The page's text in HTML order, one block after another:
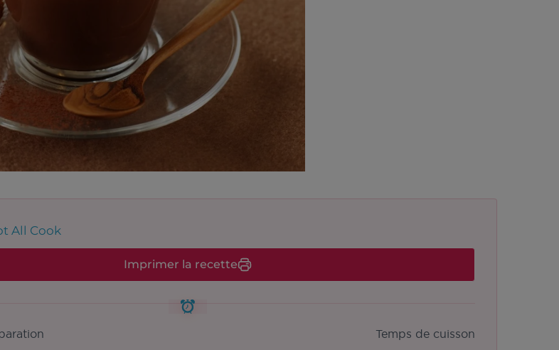
All Cook
Imprimer la recette
Temps de cuisson